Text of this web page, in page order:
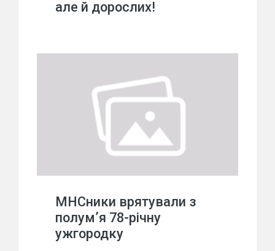
але й дорослих!
МНСники врятували з
полум’я 78-річну
ужгородку